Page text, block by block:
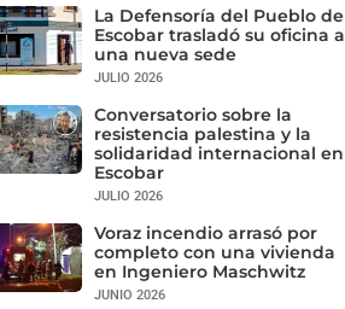
La Defensoría del Pueblo de
Escobar trasladó su oficina a
una nueva sede
JULIO 2026
Conversatorio sobre la
resistencia palestina y la
solidaridad internacional en
Escobar
JULIO 2026
Voraz incendio arrasó por
completo con una vivienda
en Ingeniero Maschwitz
JUNIO 2026